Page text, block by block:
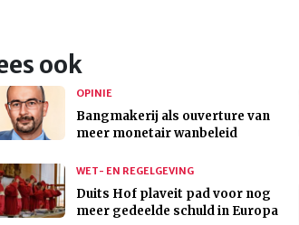
ook
OPINIE
Bangmakerij als ouverture van
meer monetair wanbeleid
WET- EN REGELGEVING
Duits Hof plaveit pad voor nog
meer gedeelde schuld in Europa